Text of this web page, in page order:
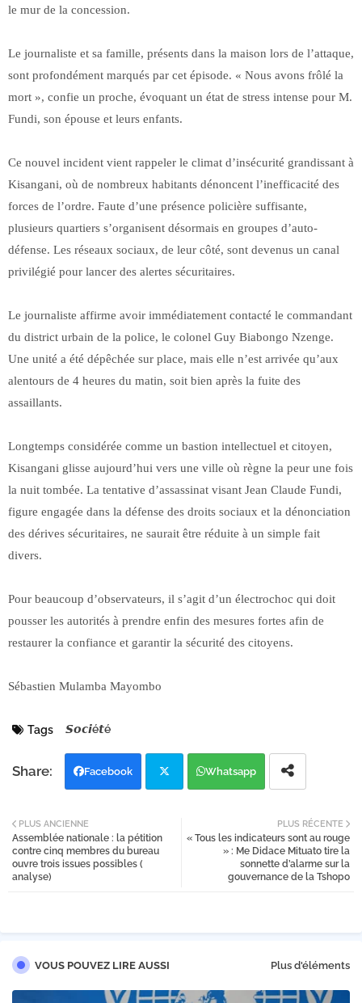
le mur de la concession.
Le journaliste et sa famille, présents dans la maison lors de l’attaque,
sont profondément marqués par cet épisode. « Nous avons frôlé la
mort », confie un proche, évoquant un état de stress intense pour M.
Fundi, son épouse et leurs enfants.
Ce nouvel incident vient rappeler le climat d’insécurité grandissant à
Kisangani, où de nombreux habitants dénoncent l’inefficacité des
forces de l’ordre. Faute d’une présence policière suffisante,
plusieurs quartiers s’organisent désormais en groupes d’auto-
défense. Les réseaux sociaux, de leur côté, sont devenus un canal
privilégié pour lancer des alertes sécuritaires.
Le journaliste affirme avoir immédiatement contacté le commandant
du district urbain de la police, le colonel Guy Biabongo Nzenge.
Une unité a été dépêchée sur place, mais elle n’est arrivée qu’aux
alentours de 4 heures du matin, soit bien après la fuite des
assaillants.
Longtemps considérée comme un bastion intellectuel et citoyen,
Kisangani glisse aujourd’hui vers une ville où règne la peur une fois
la nuit tombée. La tentative d’assassinat visant Jean Claude Fundi,
figure engagée dans la défense des droits sociaux et la dénonciation
des dérives sécuritaires, ne saurait être réduite à un simple fait
divers.
Pour beaucoup d’observateurs, il s’agit d’un électrochoc qui doit
pousser les autorités à prendre enfin des mesures fortes afin de
restaurer la confiance et garantir la sécurité des citoyens.
Sébastien Mulamba Mayombo
Tags 𝙎𝙤𝙘𝙞é𝙩é
Facebook
tter
Whatsapp
PLUS RÉCENTE
« Tous les indicateurs sont au rouge
» : Me Didace Mituato tire la
sonnette d’alarme sur la
gouvernance de la Tshopo
PLUS ANCIENNE
Assemblée nationale : la pétition
contre cinq membres du bureau
ouvre trois issues possibles (
analyse)
VOUS POUVEZ LIRE AUSSI Plus d'éléments